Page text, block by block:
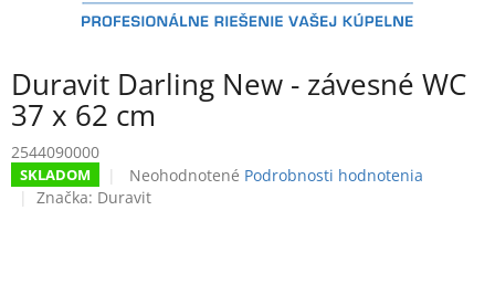
Duravit Darling New - závesné WC
37 x 62 cm
2544090000
SKLADOM
Priemerné
hodnotenie
Neohodnotené Podrobnosti hodnotenia
Značka: Duravit